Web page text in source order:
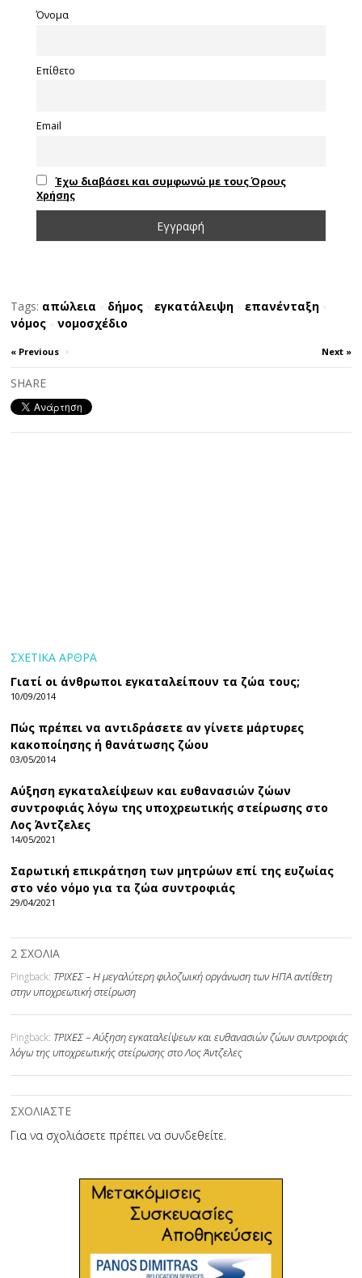
Όνομα
Επίθετο
Email
Έχω διαβάσει και συμφωνώ με τους Όρους
Χρήσης
Tags: απώλεια δήμος εγκατάλειψη επανένταξη
νόμος νομοσχέδιο
« Previous × Next »
SHARE
ΣΧΕΤΙΚΑ ΑΡΘΡΑ
Γιατί οι άνθρωποι εγκαταλείπουν τα ζώα τους;
10/09/2014
Πώς πρέπει να αντιδράσετε αν γίνετε μάρτυρες
κακοποίησης ή θανάτωσης ζώου
03/05/2014
Αύξηση εγκαταλείψεων και ευθανασιών ζώων
συντροφιάς λόγω της υποχρεωτικής στείρωσης στο
Λος Άντζελες
14/05/2021
Σαρωτική επικράτηση των μητρώων επί της ευζωίας
στο νέο νόμο για τα ζώα συντροφιάς
29/04/2021
2 ΣΧΟΛΙΑ
Pingback: ΤΡΙΧΕΣ – Η μεγαλύτερη φιλοζωική οργάνωση των ΗΠΑ αντίθετη
στην υποχρεωτική στείρωση
Pingback: ΤΡΙΧΕΣ – Αύξηση εγκαταλείψεων και ευθανασιών ζώων συντροφιάς
λόγω της υποχρεωτικής στείρωσης στο Λος Άντζελες
ΣΧΟΛΙΑΣΤΕ
Για να σχολιάσετε πρέπει να συνδεθείτε.